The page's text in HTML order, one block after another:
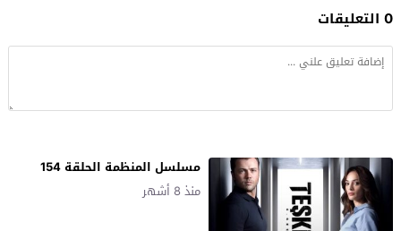
0 التعليقات
مسلسل المنظمة الحلقة 154
منذ 8 أشهر